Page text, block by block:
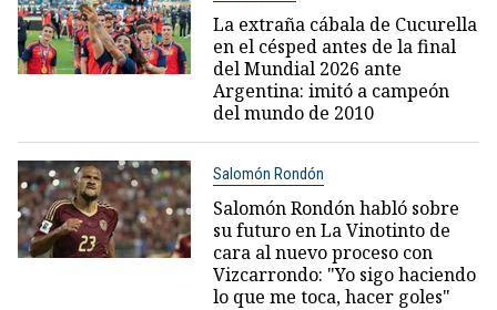
La extraña cábala de Cucurella
en el césped antes de la final
del Mundial 2026 ante
Argentina: imitó a campeón
del mundo de 2010
Salomón Rondón
Salomón Rondón habló sobre
su futuro en La Vinotinto de
cara al nuevo proceso con
Vizcarrondo: "Yo sigo haciendo
lo que me toca, hacer goles"